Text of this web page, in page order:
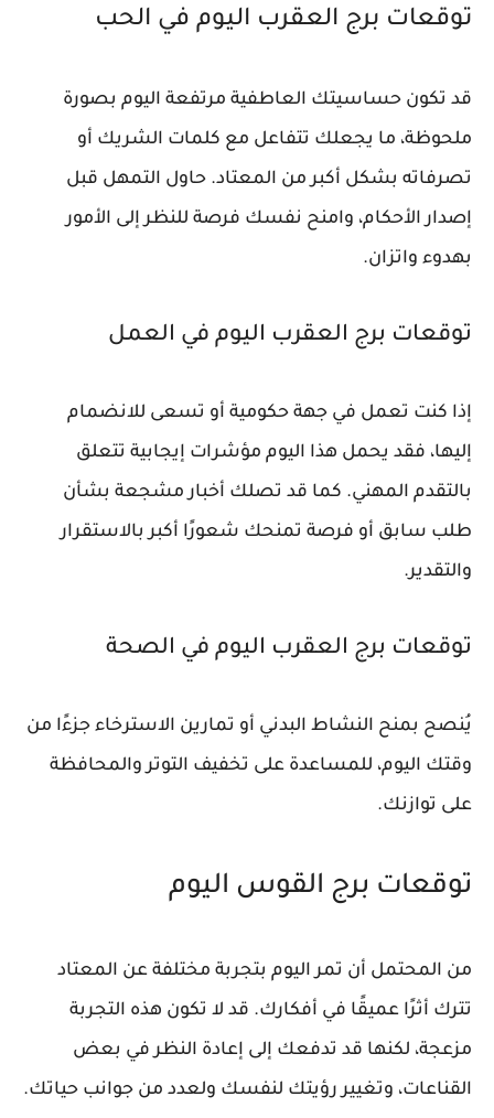
توقعات برج العقرب اليوم في الحب
قد تكون حساسيتك العاطفية مرتفعة اليوم بصورة
ملحوظة، ما يجعلك تتفاعل مع كلمات الشريك أو
تصرفاته بشكل أكبر من المعتاد. حاول التمهل قبل
إصدار الأحكام، وامنح نفسك فرصة للنظر إلى الأمور
بهدوء واتزان.
توقعات برج العقرب اليوم في العمل
إذا كنت تعمل في جهة حكومية أو تسعى للانضمام
إليها، فقد يحمل هذا اليوم مؤشرات إيجابية تتعلق
بالتقدم المهني. كما قد تصلك أخبار مشجعة بشأن
طلب سابق أو فرصة تمنحك شعورًا أكبر بالاستقرار
والتقدير.
توقعات برج العقرب اليوم في الصحة
يُنصح بمنح النشاط البدني أو تمارين الاسترخاء جزءًا من
وقتك اليوم، للمساعدة على تخفيف التوتر والمحافظة
على توازنك.
توقعات برج القوس اليوم
من المحتمل أن تمر اليوم بتجربة مختلفة عن المعتاد
تترك أثرًا عميقًا في أفكارك. قد لا تكون هذه التجربة
مزعجة، لكنها قد تدفعك إلى إعادة النظر في بعض
القناعات، وتغيير رؤيتك لنفسك ولعدد من جوانب حياتك.